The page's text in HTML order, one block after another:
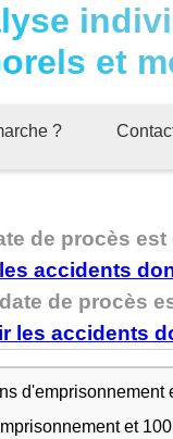
et
?
de procès
de procès
d'emprisonnement
et